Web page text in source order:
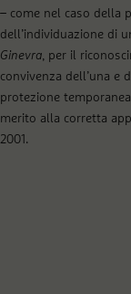
– come nel caso della
dell’individuazione di
Ginevra , per il
convivenza dell’una e
protezione
merito alla corretta
2001.